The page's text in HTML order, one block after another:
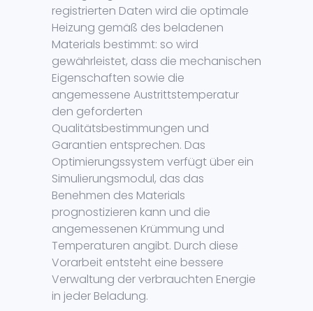
registrierten Daten wird die optimale
Heizung gemäß des beladenen
Materials bestimmt: so wird
gewährleistet, dass die mechanischen
Eigenschaften sowie die
angemessene Austrittstemperatur
den geforderten
Qualitätsbestimmungen und
Garantien entsprechen. Das
Optimierungssystem verfügt über ein
Simulierungsmodul, das das
Benehmen des Materials
prognostizieren kann und die
angemessenen Krümmung und
Temperaturen angibt. Durch diese
Vorarbeit entsteht eine bessere
Verwaltung der verbrauchten Energie
in jeder Beladung.